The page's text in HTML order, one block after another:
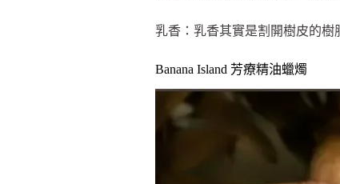
乳香：乳香其實是割開樹皮的樹
Banana Island 芳療精油蠟燭